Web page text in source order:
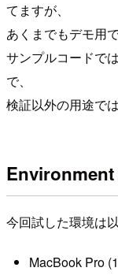
てますが、
あくまでもデモ用で
サンプルコードで
で、
検証以外の用途で
Environment
今回試した環境は
MacBook Pro